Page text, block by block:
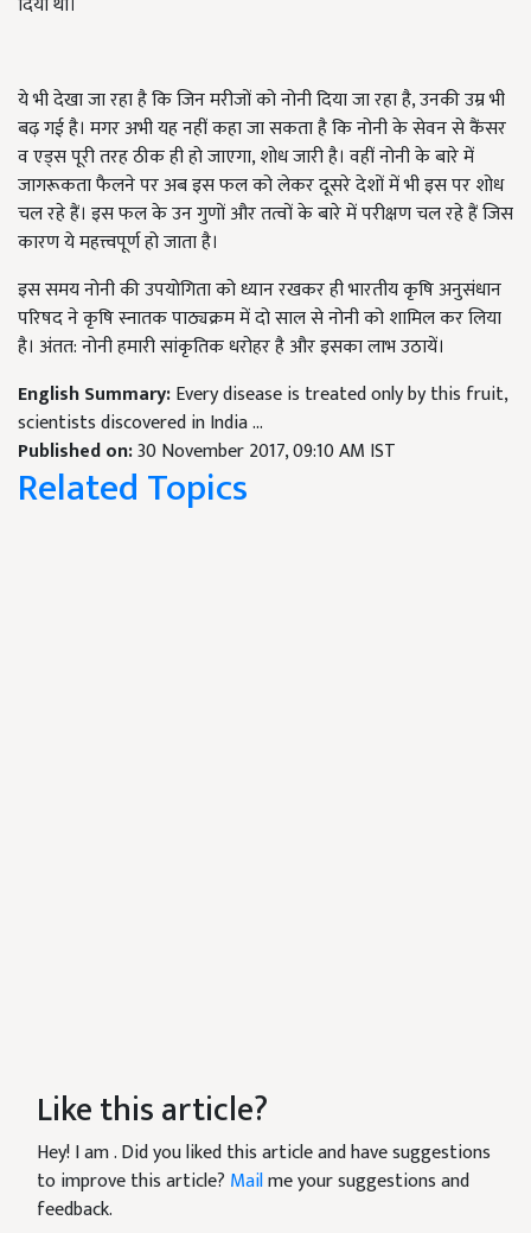
ये भी देखा जा रहा है कि जिन मरीजों को नोनी दिया जा रहा है, उनकी उम्र भी
बढ़ गई है। मगर अभी यह नहीं कहा जा सकता है कि नोनी के सेवन से कैंसर
व एड्स पूरी तरह ठीक ही हो जाएगा, शोध जारी है। वहीं नोनी के बारे में
जागरूकता फैलने पर अब इस फल को लेकर दूसरे देशों में भी इस पर शोध
चल रहे हैं। इस फल के उन गुणों और तत्वों के बारे में परीक्षण चल रहे हैं जिस
कारण ये महत्त्वपूर्ण हो जाता है।
इस समय नोनी की उपयोगिता को ध्यान रखकर ही भारतीय कृषि अनुसंधान
परिषद ने कृषि स्नातक पाठ्यक्रम में दो साल से नोनी को शामिल कर लिया
है। अंतत: नोनी हमारी सांकृतिक धरोहर है और इसका लाभ उठायें।
English Summary:Every disease is treated only by this fruit,
scientists discovered in India ...
Published on:30 November 2017, 09:10 AM IST
Related Topics
Like this article?
Hey! I am. Did you liked this article and have suggestions
to improve this article? Mailme your suggestions and
feedback.